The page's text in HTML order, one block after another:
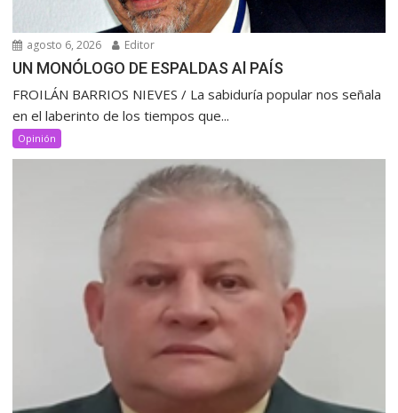
agosto 6, 2026 Editor
UN MONÓLOGO DE ESPALDAS Al PAÍS
FROILÁN BARRIOS NIEVES / La sabiduría popular nos señala
en el laberinto de los tiempos que...
Opinión